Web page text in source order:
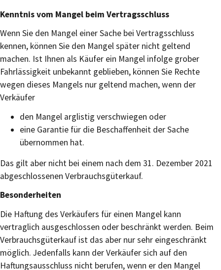
Kenntnis vom Mangel beim Vertragsschluss
Wenn Sie den Mangel einer Sache bei Vertragsschluss
kennen, können Sie den Mangel später nicht geltend
machen. Ist Ihnen als Käufer ein Mangel infolge grober
Fahrlässigkeit unbekannt geblieben, können Sie Rechte
wegen dieses Mangels nur geltend machen, wenn der
Verkäufer
den Mangel arglistig verschwiegen oder
eine Garantie für die Beschaffenheit der Sache
übernommen hat.
Das gilt aber nicht bei einem nach dem 31. Dezember 2021
abgeschlossenen Verbrauchsgüterkauf.
Besonderheiten
Die Haftung des Verkäufers für einen Mangel kann
vertraglich ausgeschlossen oder beschränkt werden. Beim
Verbrauchsgüterkauf ist das aber nur sehr eingeschränkt
möglich. Jedenfalls kann der Verkäufer sich auf den
Haftungsausschluss nicht berufen, wenn er den Mangel